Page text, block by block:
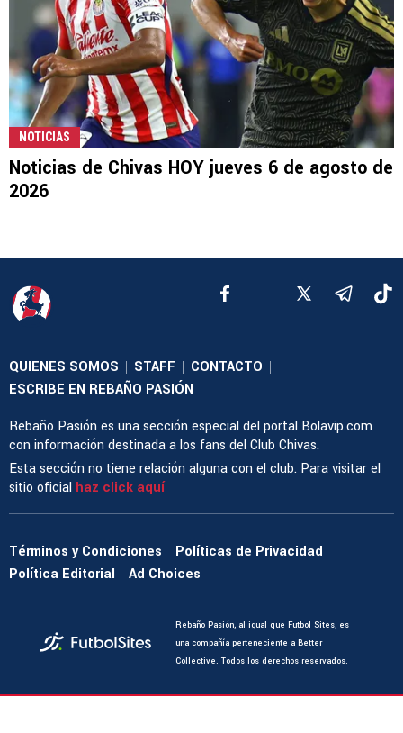
NOTICIAS
Noticias de Chivas HOY jueves 6 de agosto de
2026
QUIENES SOMOS | STAFF | CONTACTO |
ESCRIBE EN REBAÑO PASIÓN
Rebaño Pasión es una sección especial del portal Bolavip.com
con información destinada a los fans del Club Chivas.
Esta sección no tiene relación alguna con el club. Para visitar el
sitio oficial haz click aquí
Términos y Condiciones
Políticas de Privacidad
Política Editorial
Ad Choices
Rebaño Pasión, al igual que Futbol Sites, es
una compañía perteneciente a Better
Collective. Todos los derechos reservados.